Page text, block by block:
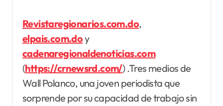
Revistaregionarios.com.do,
elpais.com.doy
cadenaregionaldenoticias.com
(https://crnewsrd.com/) .Tres medios de
Wall Polanco, una joven periodista que
sorprende por su capacidad de trabajo sin